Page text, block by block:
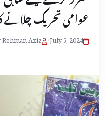
عوامی تحریک چلانے
July 5, 2024
•
Rehman Aziz